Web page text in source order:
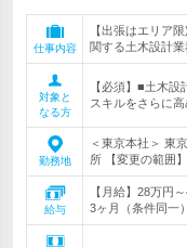
仕事内容
【出張はエリア
関する土木設計業
対象と
なる方
【必須】■土木
スキルをさらに
勤務地
＜東京本社＞ 東
所 【変更の範囲
給与
【月給】28万円
3ヶ月（条件同一）